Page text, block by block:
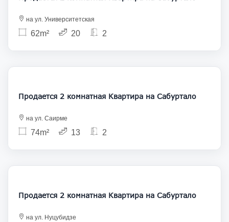
на ул. Университетская
62m² 20 2
125 000
Продается 2 комнатная Квартира на Сабуртало
на ул. Саирме
74m² 13 2
125 000
Продается 2 комнатная Квартира на Сабуртало
на ул. Нуцубидзе